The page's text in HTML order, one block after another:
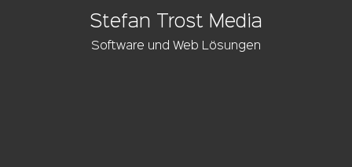
Stefan Trost Media
Software und Web Lösungen